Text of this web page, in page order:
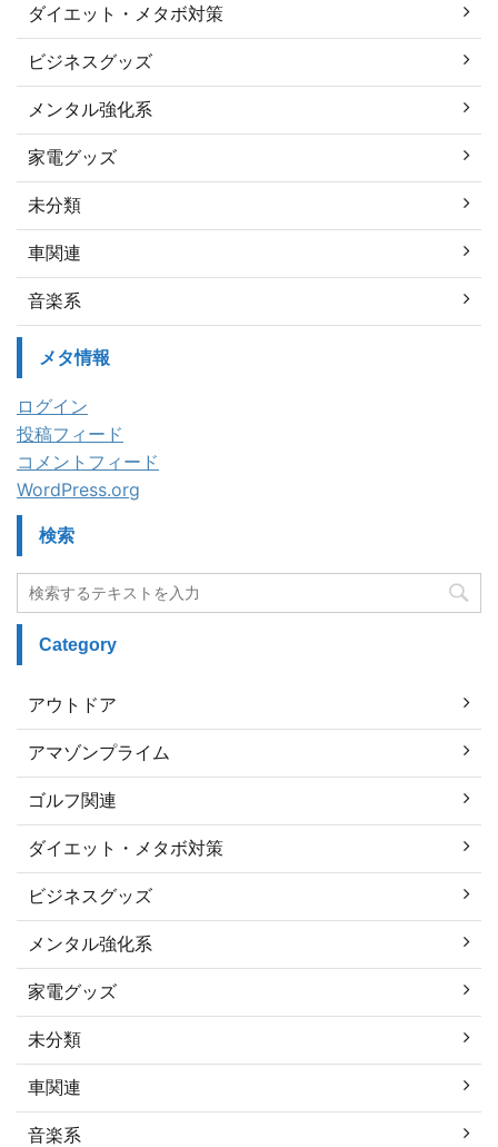
ダイエット・メタボ対策
ビジネスグッズ
メンタル強化系
家電グッズ
未分類
車関連
音楽系
メタ情報
ログイン
投稿フィード
コメントフィード
WordPress.org
検索
Category
アウトドア
アマゾンプライム
ゴルフ関連
ダイエット・メタボ対策
ビジネスグッズ
メンタル強化系
家電グッズ
未分類
車関連
音楽系